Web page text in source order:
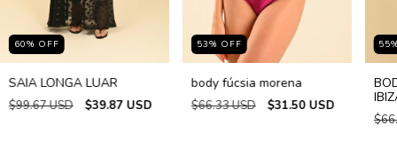
60% OFF
SAIA LONGA LUAR
$99.67 USD $39.87 USD
53% OFF
body fúcsia morena
$66.33 USD $31.50 USD
55